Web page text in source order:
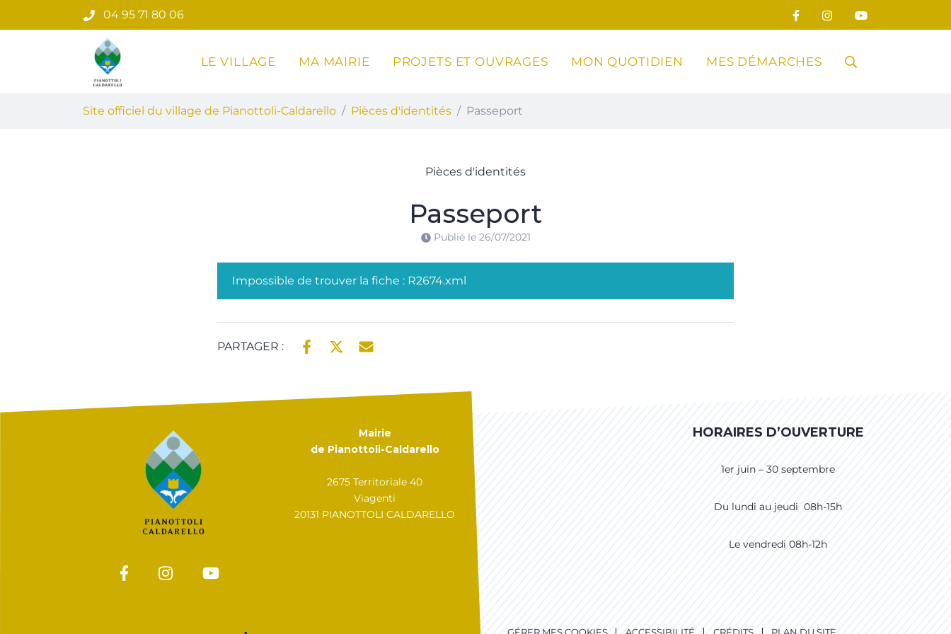
au
04 95 71 80 06
Site officiel du village de Pianottoli-Caldarello
LE VILLAGE MA MAIRIE PROJETS ET OUVRAGES MON QUOTIDIEN MES DÉMARCHES RECHERCHE
Site officiel du village de Pianottoli-Caldarello Pièces d'identités Passeport
Pièces d'identités
Passeport
Publié le 26/07/2021
Impossible de trouver la fiche : R2674.xml
PARTAGER :
Mairie
de Pianottoli-Caldarello
2675 Territoriale 40
Viagenti
20131 PIANOTTOLI CALDARELLO
HORAIRES D’OUVERTURE
1er juin – 30 septembre
Du lundi au jeudi 08h-15h
Le vendredi 08h-12h